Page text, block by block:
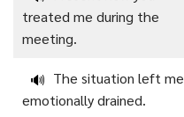
treated me during the
meeting.
🔊 The situation left me
emotionally drained.